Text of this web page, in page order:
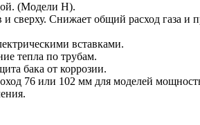
(Модели H).
сверху. Снижает общий расход газа и
вставками.
тепла по трубам.
бака от коррозии.
76 или 102 мм для моделей